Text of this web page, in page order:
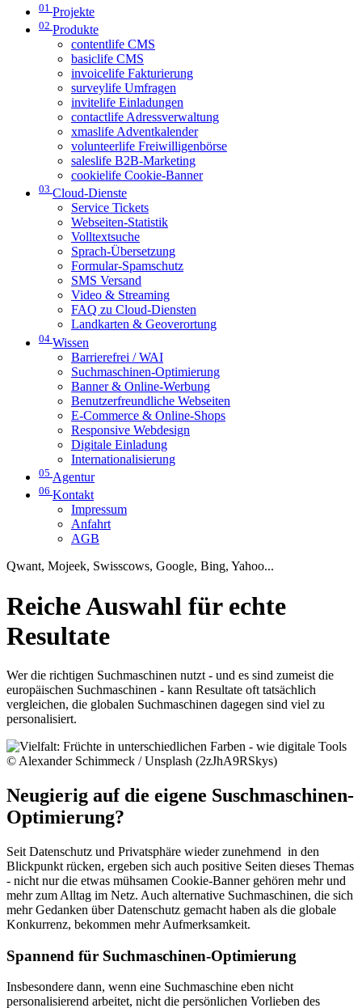
01 Projekte
02 Produkte
contentlife CMS
basiclife CMS
invoicelife Fakturierung
surveylife Umfragen
invitelife Einladungen
contactlife Adressverwaltung
xmaslife Adventkalender
volunteerlife Freiwilligenbörse
saleslife B2B-Marketing
cookielife Cookie-Banner
03 Cloud-Dienste
Service Tickets
Webseiten-Statistik
Volltextsuche
Sprach-Übersetzung
Formular-Spamschutz
SMS Versand
Video & Streaming
FAQ zu Cloud-Diensten
Landkarten & Geoverortung
04 Wissen
Barrierefrei / WAI
Suchmaschinen-Optimierung
Banner & Online-Werbung
Benutzerfreundliche Webseiten
E-Commerce & Online-Shops
Responsive Webdesign
Digitale Einladung
Internationalisierung
05 Agentur
06 Kontakt
Impressum
Anfahrt
AGB
Qwant, Mojeek, Swisscows, Google, Bing, Yahoo...
Reiche Auswahl für echte
Resultate
Wer die richtigen Suchmaschinen nutzt - und es sind zumeist die
europäischen Suchmaschinen - kann Resultate oft tatsächlich
vergleichen, die globalen Suchmaschinen dagegen sind viel zu
personalisiert.
Neugierig auf die eigene Suschmaschinen-
Optimierung?
Seit Datenschutz und Privatsphäre wieder zunehmend in den
Blickpunkt rücken, ergeben sich auch positive Seiten dieses Themas
- nicht nur die etwas mühsamen Cookie-Banner gehören mehr und
mehr zum Alltag im Netz. Auch alternative Suchmaschinen, die sich
mehr Gedanken über Datenschutz gemacht haben als die globale
Konkurrenz, bekommen mehr Aufmerksamkeit.
Spannend für Suchmaschinen-Optimierung
Insbesondere dann, wenn eine Suchmaschine eben nicht
personalisierend arbeitet, nicht die persönlichen Vorlieben des